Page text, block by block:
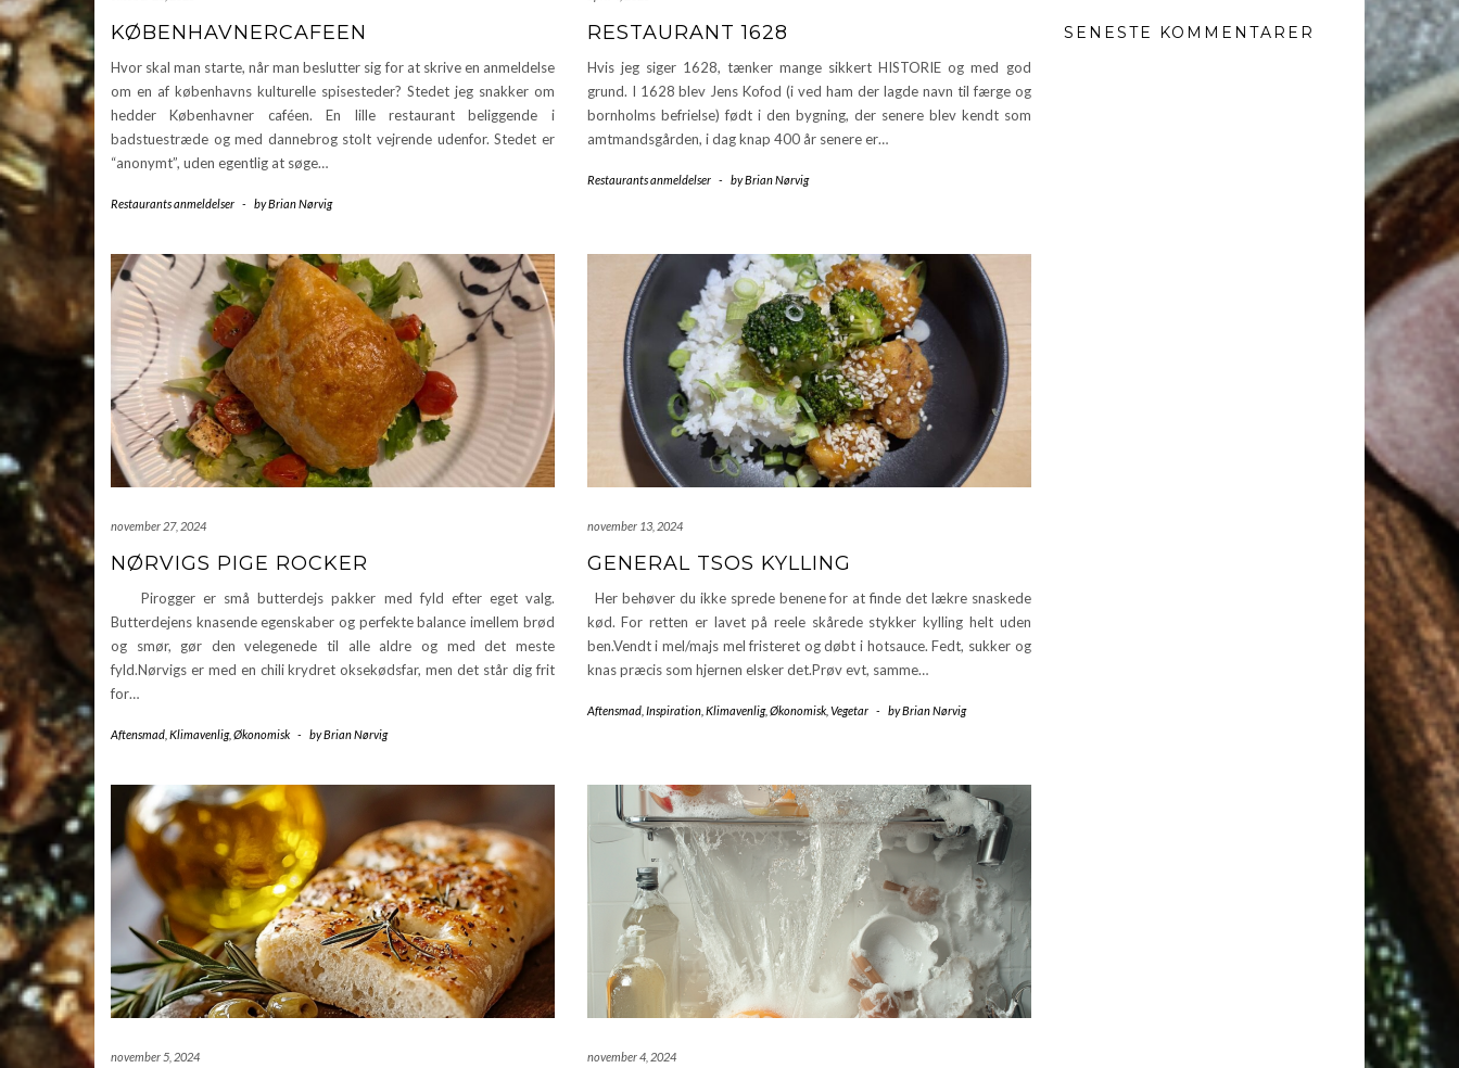
KØBENHAVNERCAFEEN
Hvor skal man starte, når man beslutter sig for at skrive en anmeldelse
om en af københavns kulturelle spisesteder? Stedet jeg snakker om
hedder Københavner caféen. En lille restaurant beliggende i
badstuestræde og med dannebrog stolt vejrende udenfor. Stedet er
“anonymt”, uden egentlig at søge…
Restaurants anmeldelser - byBrian Nørvig
RESTAURANT 1628
Hvis jeg siger 1628, tænker mange sikkert HISTORIE og med god
grund. I 1628 blev Jens Kofod (i ved ham der lagde navn til færge og
bornholms befrielse) født i den bygning, der senere blev kendt som
amtmandsgården, i dag knap 400 år senere er…
Restaurants anmeldelser - byBrian Nørvig
november 27, 2024
NØRVIGS PIGE ROCKER
Pirogger er små butterdejs pakker med fyld efter eget valg.
Butterdejens knasende egenskaber og perfekte balance imellem brød
og smør, gør den velegenede til alle aldre og med det meste
fyld.Nørvigs er med en chili krydret oksekødsfar, men det står dig frit
for…
Aftensmad Klimavenlig, Økonomisk - byBrian Nørvig
november 13, 2024
GENERAL TSOS KYLLING
Her behøver du ikke sprede benene for at finde det lækre snaskede
kød. For retten er lavet på reele skårede stykker kylling helt uden
ben.Vendt i mel/majs mel fristeret og døbt i hotsauce. Fedt, sukker og
knas præcis som hjernen elsker det.Prøv evt, samme…
Aftensmad, Inspiration, Klimavenlig, Økonomisk, Vegetar - byBrian Nørvig
november 5, 2024 november 4, 2024
SENESTE KOMMENTARER